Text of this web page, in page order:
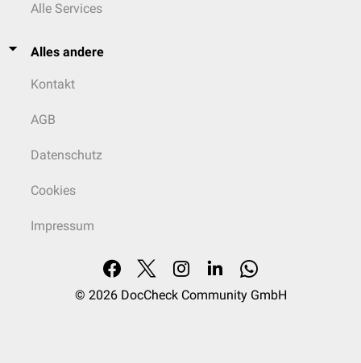
Alle Services
Alles andere
Kontakt
AGB
Datenschutz
Cookies
Impressum
© 2026 DocCheck Community GmbH